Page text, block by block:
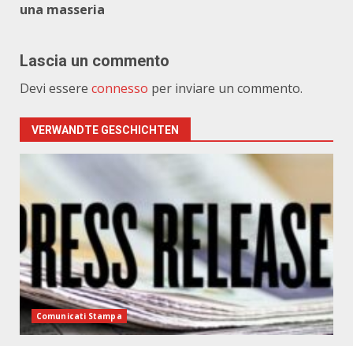
una masseria
Lascia un commento
Devi essere connesso per inviare un commento.
VERWANDTE GESCHICHTEN
Comunicati Stampa